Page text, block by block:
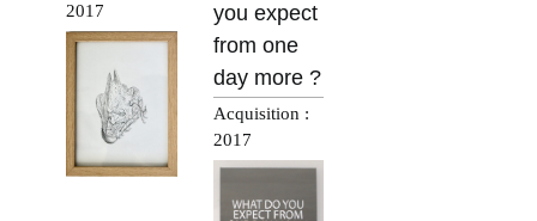
2017
you expect
from one
day more ?
Acquisition :
2017